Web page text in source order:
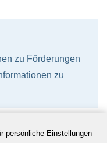
persönliche Einstellungen
zu Förderungen
zu